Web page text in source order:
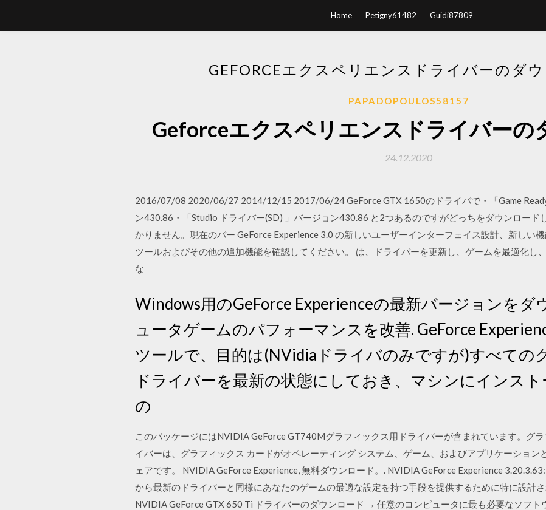
Home Petigny61482 Guidi87809
GEFORCEエクスペリエンスドライバーのダ
PAPADOPOULOS58157
Geforceエクスペリエンスドライバーの
24.12.2020
2016/07/08 2020/06/27 2014/12/15 2017/06/24 GeForce GTX 1650のドライバで・「Game
ン430.86・「Studio ドライバー(SD) 」バージョン430.86 と2つあるのですがどっちをダウンロード
かりません。現在のバー GeForce Experience 3.0 の新しいユーザーインターフェイス設計、新しい
ツールおよびその他の追加機能を確認してください。 は、ドライバーを更新し、ゲームを最適化し
な
Windows用のGeForce Experienceの最新バージョンをダ
ュータゲームのパフォーマンスを改善. GeForce
ツールで、目的は(NVidiaドライバのみですが)すべての
ドライバーを最新の状態にしておき、マシンにインス
の
このパッケージにはNVIDIA GeForce GT740Mグラフィックス用ドライバーが含まれています。グ
イバーは、グラフィックス カードがオペレーティング システム、ゲーム、およびアプリケーション
ェアです。 NVIDIA GeForce Experience, 無料ダウンロード。. NVIDIA GeForce Experience
から最新のドライバーと同様にあなたのゲームの最適な設定を持つ手段を提供するために特に設計
NVIDIA GeForce GTX 650 Ti ドライバーのダウンロード → 任意のコンピュータに最も必要なソフト